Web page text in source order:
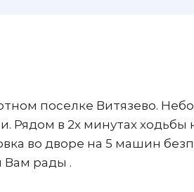
поселке Витязево.
Рядом в 2х минутах ходьбы
во дворе на 5 машин
Вам рады .